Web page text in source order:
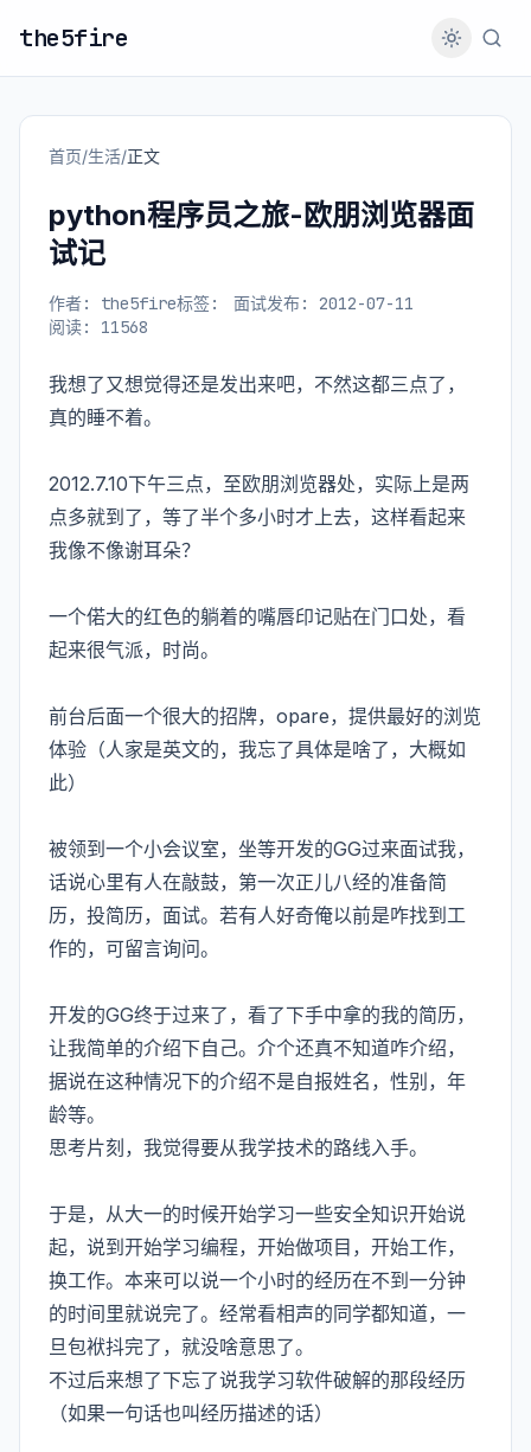
the5fire
首页/生活/正文
python程序员之旅-欧朋浏览器面
试记
作者: the5fire标签: 面试发布: 2012-07-11
阅读: 11568
我想了又想觉得还是发出来吧，不然这都三点了，
真的睡不着。
2012.7.10下午三点，至欧朋浏览器处，实际上是两
点多就到了，等了半个多小时才上去，这样看起来
我像不像谢耳朵？
一个偌大的红色的躺着的嘴唇印记贴在门口处，看
起来很气派，时尚。
前台后面一个很大的招牌，opare，提供最好的浏览
体验（人家是英文的，我忘了具体是啥了，大概如
此）
被领到一个小会议室，坐等开发的GG过来面试我，
话说心里有人在敲鼓，第一次正儿八经的准备简
历，投简历，面试。若有人好奇俺以前是咋找到工
作的，可留言询问。
开发的GG终于过来了，看了下手中拿的我的简历，
让我简单的介绍下自己。介个还真不知道咋介绍，
据说在这种情况下的介绍不是自报姓名，性别，年
龄等。
思考片刻，我觉得要从我学技术的路线入手。
于是，从大一的时候开始学习一些安全知识开始说
起，说到开始学习编程，开始做项目，开始工作，
换工作。本来可以说一个小时的经历在不到一分钟
的时间里就说完了。经常看相声的同学都知道，一
旦包袱抖完了，就没啥意思了。
不过后来想了下忘了说我学习软件破解的那段经历
（如果一句话也叫经历描述的话）